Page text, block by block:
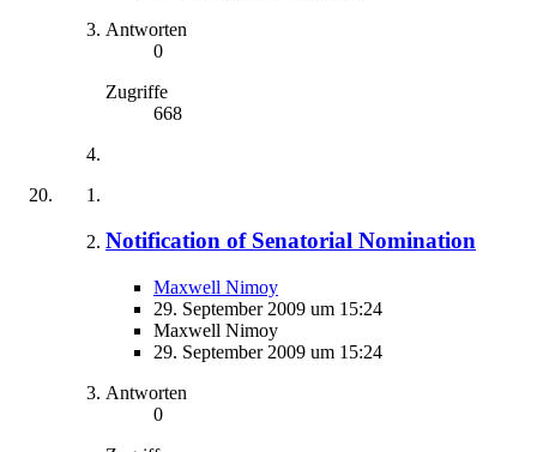
Antworten
0
Zugriffe
668
Notification of Senatorial Nomination
Maxwell Nimoy
29. September 2009 um 15:24
Maxwell Nimoy
29. September 2009 um 15:24
Antworten
0